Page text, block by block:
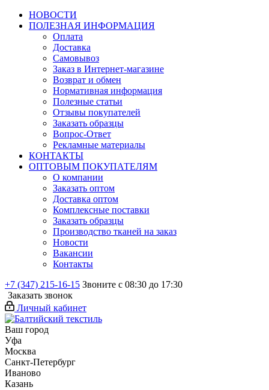
НОВОСТИ
ПОЛЕЗНАЯ ИНФОРМАЦИЯ
Оплата
Доставка
Самовывоз
Заказ в Интернет-магазине
Возврат и обмен
Нормативная информация
Полезные статьи
Отзывы покупателей
Заказать образцы
Вопрос-Ответ
Рекламные материалы
КОНТАКТЫ
ОПТОВЫМ ПОКУПАТЕЛЯМ
О компании
Заказать оптом
Доставка оптом
Комплексные поставки
Заказать образцы
Производство тканей на заказ
Новости
Вакансии
Контакты
+7 (347) 215-16-15 Звоните с 08:30 до 17:30
Заказать звонок
Личный кабинет
Ваш город
Уфа
Москва
Санкт-Петербург
Иваново
Казань